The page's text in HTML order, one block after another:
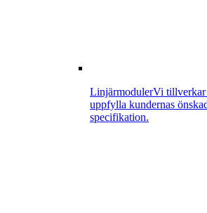
LinjärmodulerVi tillverkar
uppfylla kundernas
specifikation.